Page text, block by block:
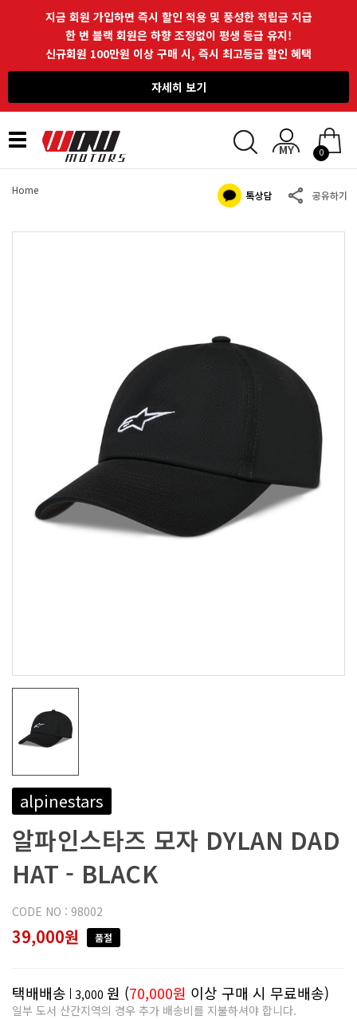
지금 회원 가입하면 즉시 할인 적용 및 풍성한 적립금 지급
한 번 블랙 회원은 하향 조정없이 평생 등급 유지!
신규회원 100만원 이상 구매 시, 즉시 최고등급 할인 혜택
자세히 보기
Toggle
navigation
0
Home
alpinestars
알파인스타즈 모자 DYLAN DAD
HAT - BLACK
CODE NO : 98002
39,000원 품절
택배배송 3,000 원 (70,000원 이상 구매 시 무료배송)
일부 도서 산간지역의 경우 추가 배송비를 지불하셔야 합니다.